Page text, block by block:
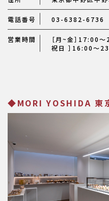
電話番号 03-6382-6736
営業時間
［月~金］17:00〜
祝日 ］16:00～
◆MORI YOSHIDA 東